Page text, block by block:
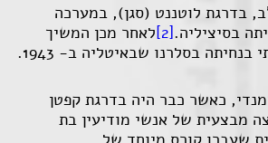
בדרגת לוטננט (סגן), במערכה
בסיציליה.[2]לאחר מכן המשיך
בסלרנו שבאיטליה ב- 1943.
כאשר כבר היה בדרגת קפטן
מבצעית של אנשי מודיעין בת